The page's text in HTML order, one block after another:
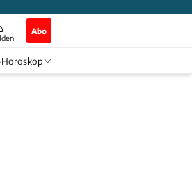
Abo